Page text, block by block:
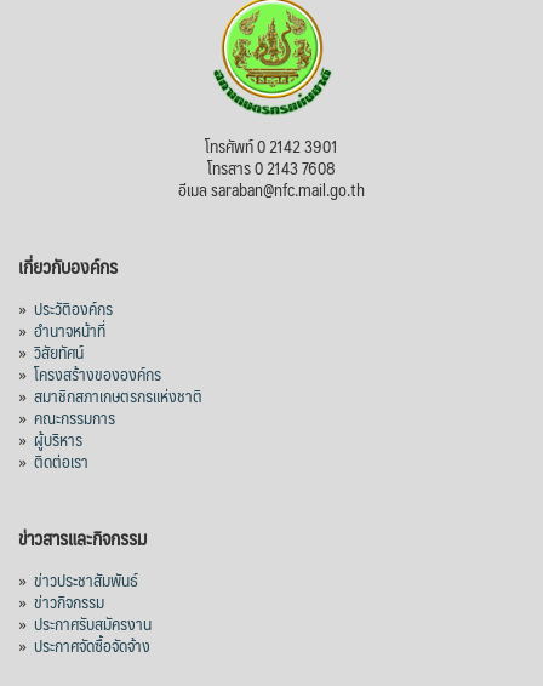
สภาเกษตรกรแห่งชาติ
วันเข้าพรรษา (วันแรม ๑ ค่ำ เดือน ๘) หรือ
เทศกาลเข้าพรรษา (วันแรม ๑ ค่ำ เดือน ๘ ถึง
ประเทศไทย โดยมีกำหนดระยะเวลา ๓ เดือน
ทางพระพุทธศาสนาที่ต่อเนื่องมาจากวัน
อาสาฬหบูชา (วันขึ้น ๑๕ ค่ำ เดือน ๘)
สาเหตุที่พระพุทธเจ้าได้ทรงอนุญาตให้จำ
พรรษาอยู่ ณ สถานที่ใดสถานที่หนึ่งตลอดระยะ
เวลา 3 เดือนแก่พ
View on Facebook
สภาเกษตรกรแห่งชาติ
1 week ago
โทรศัพท์ 0 2142 3901
โทรสาร 0 2143 7608
อีเมล saraban@nfc.mail.go.th
เกี่ยวกับองค์กร
» ประวัติองค์กร
» อำนาจหน้าที่
» วิสัยทัศน์
» โครงสร้างขององค์กร
» สมาชิกสภาเกษตรกรแห่งชาติ
» คณะกรรมการ
» ผู้บริหาร
» ติดต่อเรา
ข่าวสารและกิจกรรม
» ข่าวประชาสัมพันธ์
» ข่าวกิจกรรม
» ประกาศรับสมัครงาน
» ประกาศจัดซื้อจัดจ้าง